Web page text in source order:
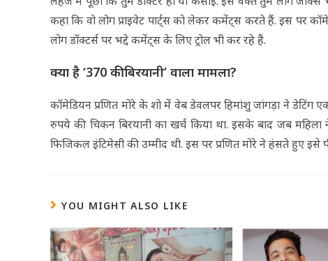
कहा कि वो लोग प्राइवेट पार्ट्स को लेकर कमेंट्स करते हैं. इस पर
लोग डॉक्टर्स पर भद्दे कमेंट्स के लिए ट्रोल भी कर रहे हैं.
क्या है ‘370 की बिरयानी’ वाला मामला?
कॉमेडियन प्रणित मोरे के शो में वेब डेवलपर हिमांशु जांगड़ा ने डेटिंग
रुपये की चिकन बिरयानी का खर्च किया था. इसके बाद जब
फिजिकल इंटिमेसी की उम्मीद थी. इस पर प्रणित मोरे ने हंसते हुए इसे
YOU MIGHT ALSO LIKE